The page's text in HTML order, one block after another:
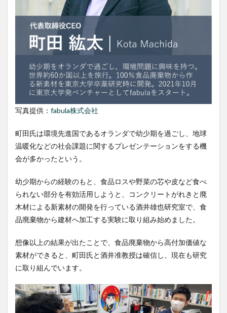
写真提供： fabula株式会社
町田氏は環境先進国であるオランダで幼少期を過ごし、地球
温暖化などの社会課題に関するプレゼンテーションをする機
会が多かったという。
幼少期からの経験のもと、食品ロスや野菜の芯や皮など食べ
られない部分を有効活用しようと、コンクリートがれきと廃
木材による新素材の開発を行っている酒井雄也研究室で、食
品廃棄物から建材へ加工する実験に取り組み始めました。
想像以上の結果が出たことで、食品廃棄物から高付加価値な
素材ができると、町田氏と酒井准教授は確信し、現在も研究
に取り組んでいます。